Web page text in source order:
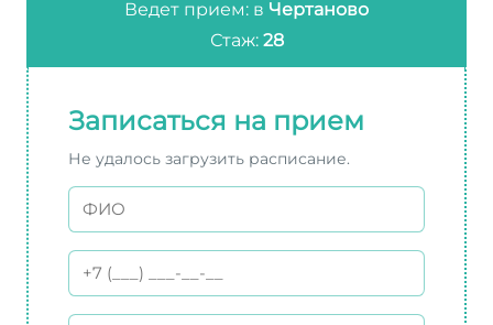
Ведет прием: в Чертаново
Стаж: 28
Записаться на прием
Не удалось загрузить расписание.